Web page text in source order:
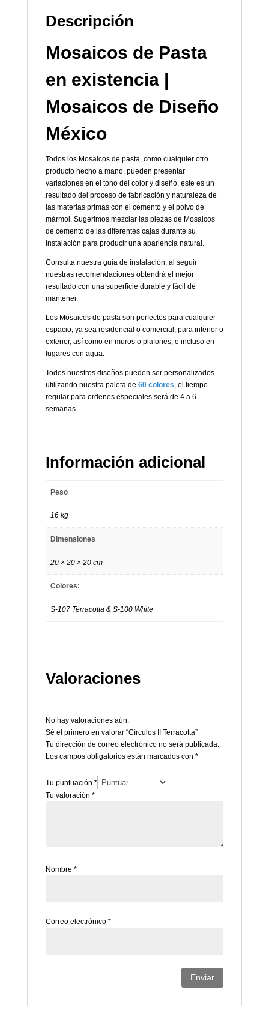
Descripción
Mosaicos de Pasta
en existencia |
Mosaicos de Diseño
México
Todos los Mosaicos de pasta, como cualquier otro
producto hecho a mano, pueden presentar
variaciones en el tono del color y diseño, este es un
resultado del proceso de fabricación y naturaleza de
las materias primas con el cemento y el polvo de
mármol. Sugerimos mezclar las piezas de Mosaicos
de cemento de las diferentes cajas durante su
instalación para producir una apariencia natural.
Consulta nuestra guía de instalación, al seguir
nuestras recomendaciones obtendrá el mejor
resultado con una superficie durable y fácil de
mantener.
Los Mosaicos de pasta son perfectos para cualquier
espacio, ya sea residencial o comercial, para interior o
exterior, así como en muros o plafones, e incluso en
lugares con agua.
Todos nuestros diseños pueden ser personalizados
utilizando nuestra paleta de 60 colores , el tiempo
regular para ordenes especiales será de 4 a 6
semanas.
Información adicional
Peso
16 kg
Dimensiones
20 × 20 × 20 cm
Colores:
S-107 Terracotta & S-100 White
Valoraciones
No hay valoraciones aún.
Sé el primero en valorar “Círculos II Terracotta”
Tu dirección de correo electrónico no será publicada.
Los campos obligatorios están marcados con *
Tu puntuación *
Tu valoración *
Nombre *
Correo electrónico *